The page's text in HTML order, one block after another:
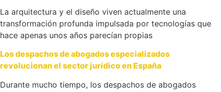
La arquitectura y el diseño viven actualmente una
transformación profunda impulsada por tecnologías que
hace apenas unos años parecían propias
Los despachos de abogados especializados
revolucionan el sector jurídico en España
Durante mucho tiempo, los despachos de abogados